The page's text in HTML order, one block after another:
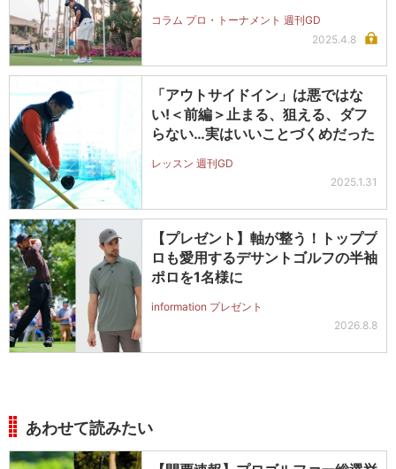
コラム プロ・トーナメント 週刊GD
2025.4.8
「アウトサイドイン」は悪ではな
い!＜前編＞止まる、狙える、ダフ
らない…実はいいことづくめだった
レッスン 週刊GD
2025.1.31
【プレゼント】軸が整う！トッププ
ロも愛用するデサントゴルフの半袖
ポロを1名様に
information プレゼント
2026.8.8
あわせて読みたい